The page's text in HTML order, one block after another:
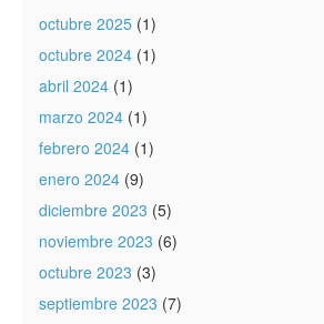
octubre 2025 (1)
octubre 2024 (1)
abril 2024 (1)
marzo 2024 (1)
febrero 2024 (1)
enero 2024 (9)
diciembre 2023 (5)
noviembre 2023 (6)
octubre 2023 (3)
septiembre 2023 (7)